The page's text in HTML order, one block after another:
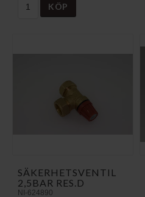
KÖP
SÄKERHETSVENTIL
2,5BAR RES.D
NI-624890